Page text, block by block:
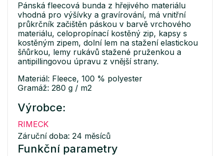
Pánská fleecová bunda z hřejivého materiálu
vhodná pro výšívky a gravírování, má vnitřní
průkrčník začištěn páskou v barvě vrchového
materiálu, celopropínací kostěný zip, kapsy s
kostěným zipem, dolní lem na stažení elastickou
šňůrkou, lemy rukávů stažené pruženkou a
antipillingovou úpravu z vnější strany.
Materiál: Fleece, 100 % polyester
Gramáž: 280 g / m2
Výrobce:
RIMECK
Záruční doba: 24 měsíců
Funkční parametry